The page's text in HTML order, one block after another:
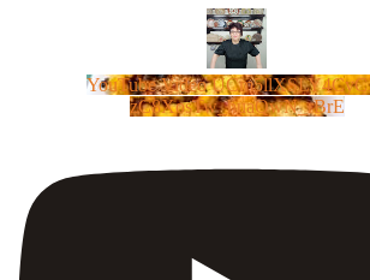
YouTube Video
zC8XosTw_huaQwN_rBrE